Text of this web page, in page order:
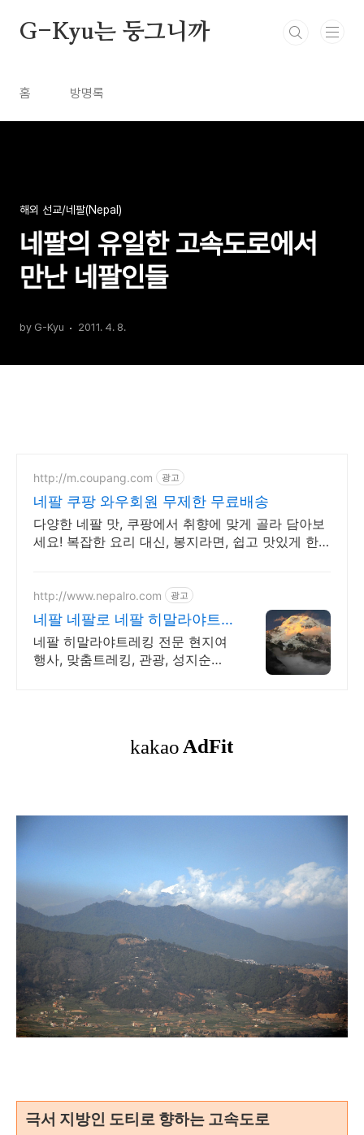
G-Kyu는 둥그니까
홈 방명록
해외 선교/네팔(Nepal)
네팔의 유일한 고속도로에서
만난 네팔인들
by G-Kyu 2011. 4. 8.
http://m.coupang.com 광고
네팔 쿠팡 와우회원 무제한 무료배송
다양한 네팔 맛, 쿠팡에서 취향에 맞게 골라 담아보
세요! 복잡한 요리 대신, 봉지라면, 쉽고 맛있게 한
http://www.nepalro.com 광고
네팔 네팔로 네팔 히말라야트
레킹 No1
네팔 히말라야트레킹 전문 현지여
행사, 맞춤트레킹, 관광, 성지순례,
극서 지방인 도티로 향하는 고속도로